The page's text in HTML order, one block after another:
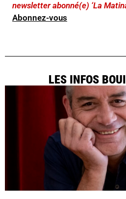
newsletter abonné(e) ‘La
Abonnez-vous
LES INFOS